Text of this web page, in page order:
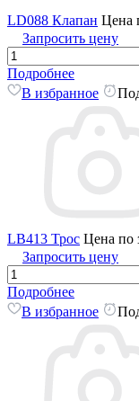
LD088 Клапан Цена
Запросить цену
Подробнее
В избранное
LB413 Трос Цена по
Запросить цену
Подробнее
В избранное